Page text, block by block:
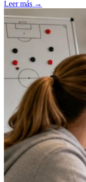
Leer más →